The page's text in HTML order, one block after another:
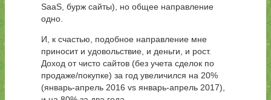
SaaS, бурж сайты), но общее направление
одно.
И, к счастью, подобное направление мне
приносит и удовольствие, и деньги, и рост.
Доход от чисто сайтов (без учета сделок по
продаже/покупке) за год увеличился на 20%
(январь-апрель 2016 vs январь-апрель 2017),